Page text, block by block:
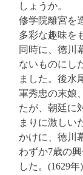
しょうか。
修学院離宮を
多彩な趣味を
同時に、徳川
ないものにし
ました。後水
軍秀忠の末娘
たが、朝廷に
まりに激しい
かけに、徳川
わずか7歳の
した。(1629年)